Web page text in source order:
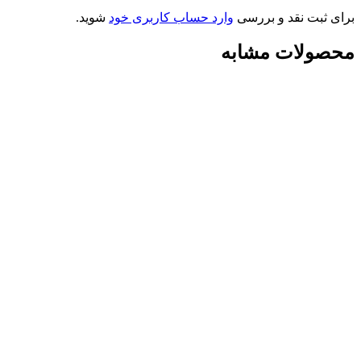
برای ثبت نقد و بررسی وارد حساب کاربری خود شوید.
محصولات مشابه